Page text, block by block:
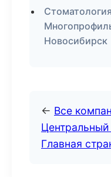
Новосибирск
← Все
Главная